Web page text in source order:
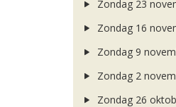
Zondag 23
Zondag 16
Zondag 9
Zondag 2
Zondag 26